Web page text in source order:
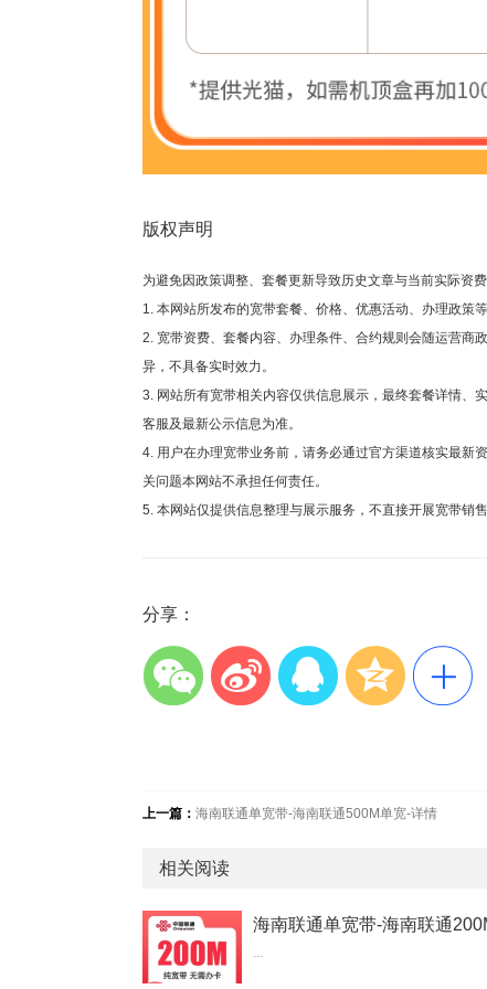
版权声明
为避免因政策调整、套餐更新导致历史文章与当前实际资
1. 本网站所发布的宽带套餐、价格、优惠活动、办理政策
2. 宽带资费、套餐内容、办理条件、合约规则会随运营商
异，不具备实时效力。
3. 网站所有宽带相关内容仅供信息展示，最终套餐详情、
客服及最新公示信息为准。
4. 用户在办理宽带业务前，请务必通过官方渠道核实最新
关问题本网站不承担任何责任。
5. 本网站仅提供信息整理与展示服务，不直接开展宽带销
分享：
上一篇： 海南联通单宽带-海南联通500M单宽-详情
相关阅读
...